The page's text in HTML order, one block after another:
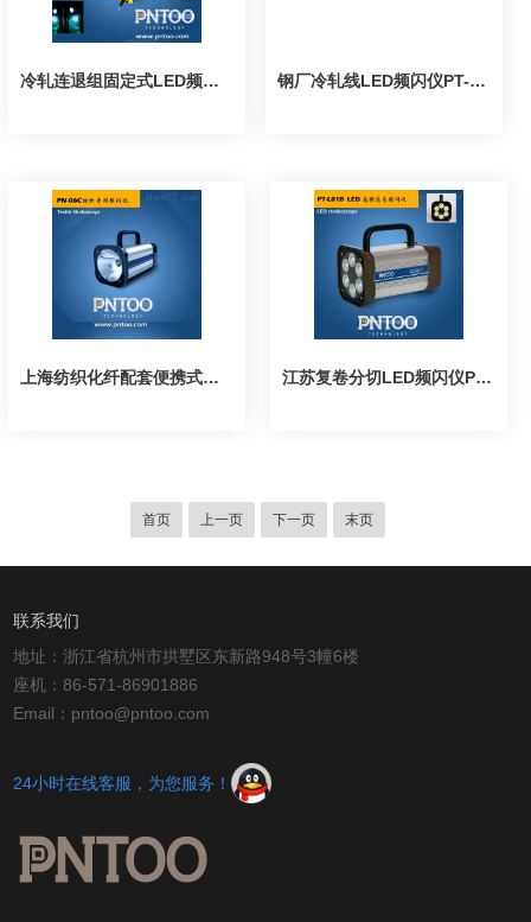
冷轧连退组固定式LED频闪仪PT-L117A 钢厂冷轧线LED频闪仪PT-L120B
上海纺织化纤配套便携式频闪仪PN-06C 江苏复卷分切LED频闪仪PT-L01B高亮
首页 上一页 下一页 末页
联系我们
地址：浙江省杭州市拱墅区东新路948号3幢6楼
座机：86-571-86901886
Email：pntoo@pntoo.com
24小时在线客服，为您服务！